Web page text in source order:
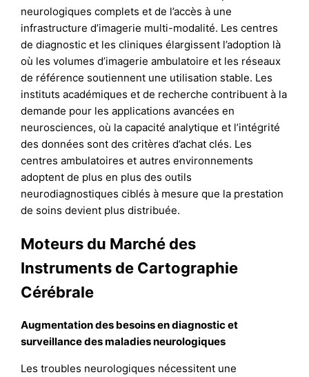
neurologiques complets et de l’accès à une
infrastructure d’imagerie multi-modalité. Les centres
de diagnostic et les cliniques élargissent l’adoption là
où les volumes d’imagerie ambulatoire et les réseaux
de référence soutiennent une utilisation stable. Les
instituts académiques et de recherche contribuent à la
demande pour les applications avancées en
neurosciences, où la capacité analytique et l’intégrité
des données sont des critères d’achat clés. Les
centres ambulatoires et autres environnements
adoptent de plus en plus des outils
neurodiagnostiques ciblés à mesure que la prestation
de soins devient plus distribuée.
Moteurs du Marché des
Instruments de Cartographie
Cérébrale
Augmentation des besoins en diagnostic et
surveillance des maladies neurologiques
Les troubles neurologiques nécessitent une